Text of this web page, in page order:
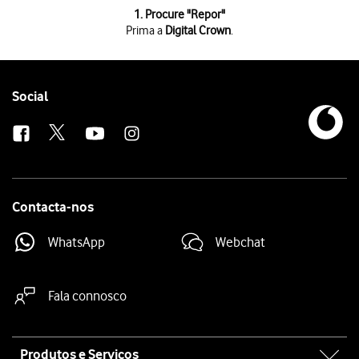
1. Procure "Repor"
Prima a Digital Crown.
Primao ícone de definições.
PrimaRepor
Prima
Apagar tudo . Aguarde um momento enquanto o seu Apple
Follow
Social
Contacta-nos
WhatsApp Webchat
Fala connosco
Produtos e Serviços